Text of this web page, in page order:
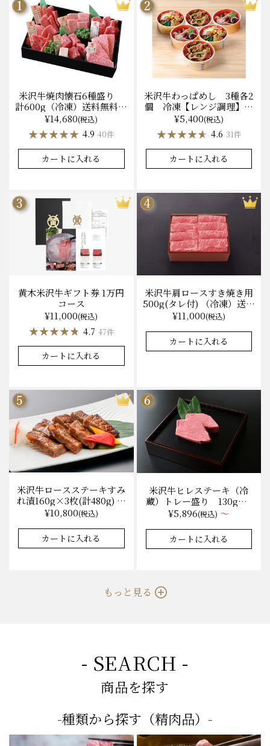
米沢牛焼肉懐石6種盛り
計600g（冷凍）送料無料
化粧箱入
¥14,680(税込)
★★★★★
★★★★★ 4.9 40件
カートに入れる
米沢牛わっぱめし 3種各2
個 冷凍【レンジ調理】化
粧箱入
¥5,400(税込)
★★★★★
★★★★★ 4.6 31件
カートに入れる
黄木米沢牛ギフト券 1万円
コース
¥11,000(税込)
★★★★★
★★★★★ 4.7 47件
カートに入れる
米沢牛肩ロースすき焼き用
500g(タレ付) （冷凍）送料
無料 化粧箱入
¥11,000(税込)
カートに入れる
米沢牛ロースステーキすみ
れ漬160g×3枚(計480g) 木
箱入 味噌酒粕漬け/冷蔵
送料無料
¥10,800(税込)
カートに入れる
米沢牛ヒレステーキ（冷
蔵）トレー盛り 130g×1
枚から量り売り
¥5,896(税込) ～
カートに入れる
もっと見る
- SEARCH -
商品を探す
-種類から探す（精肉品）-